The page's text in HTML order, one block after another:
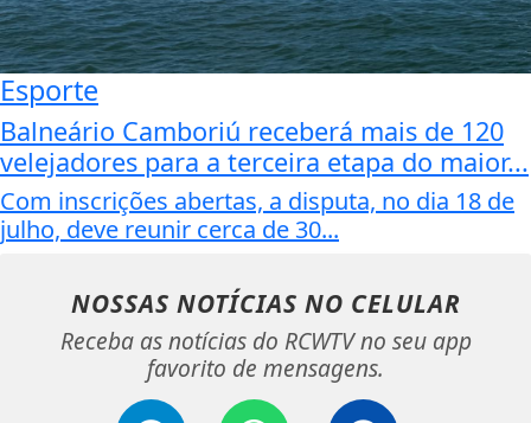
Esporte
Balneário Camboriú receberá mais de 120
velejadores para a terceira etapa do maior...
Com inscrições abertas, a disputa, no dia 18 de
julho, deve reunir cerca de 30...
NOSSAS NOTÍCIAS NO CELULAR
Receba as notícias do RCWTV no seu app
favorito de mensagens.